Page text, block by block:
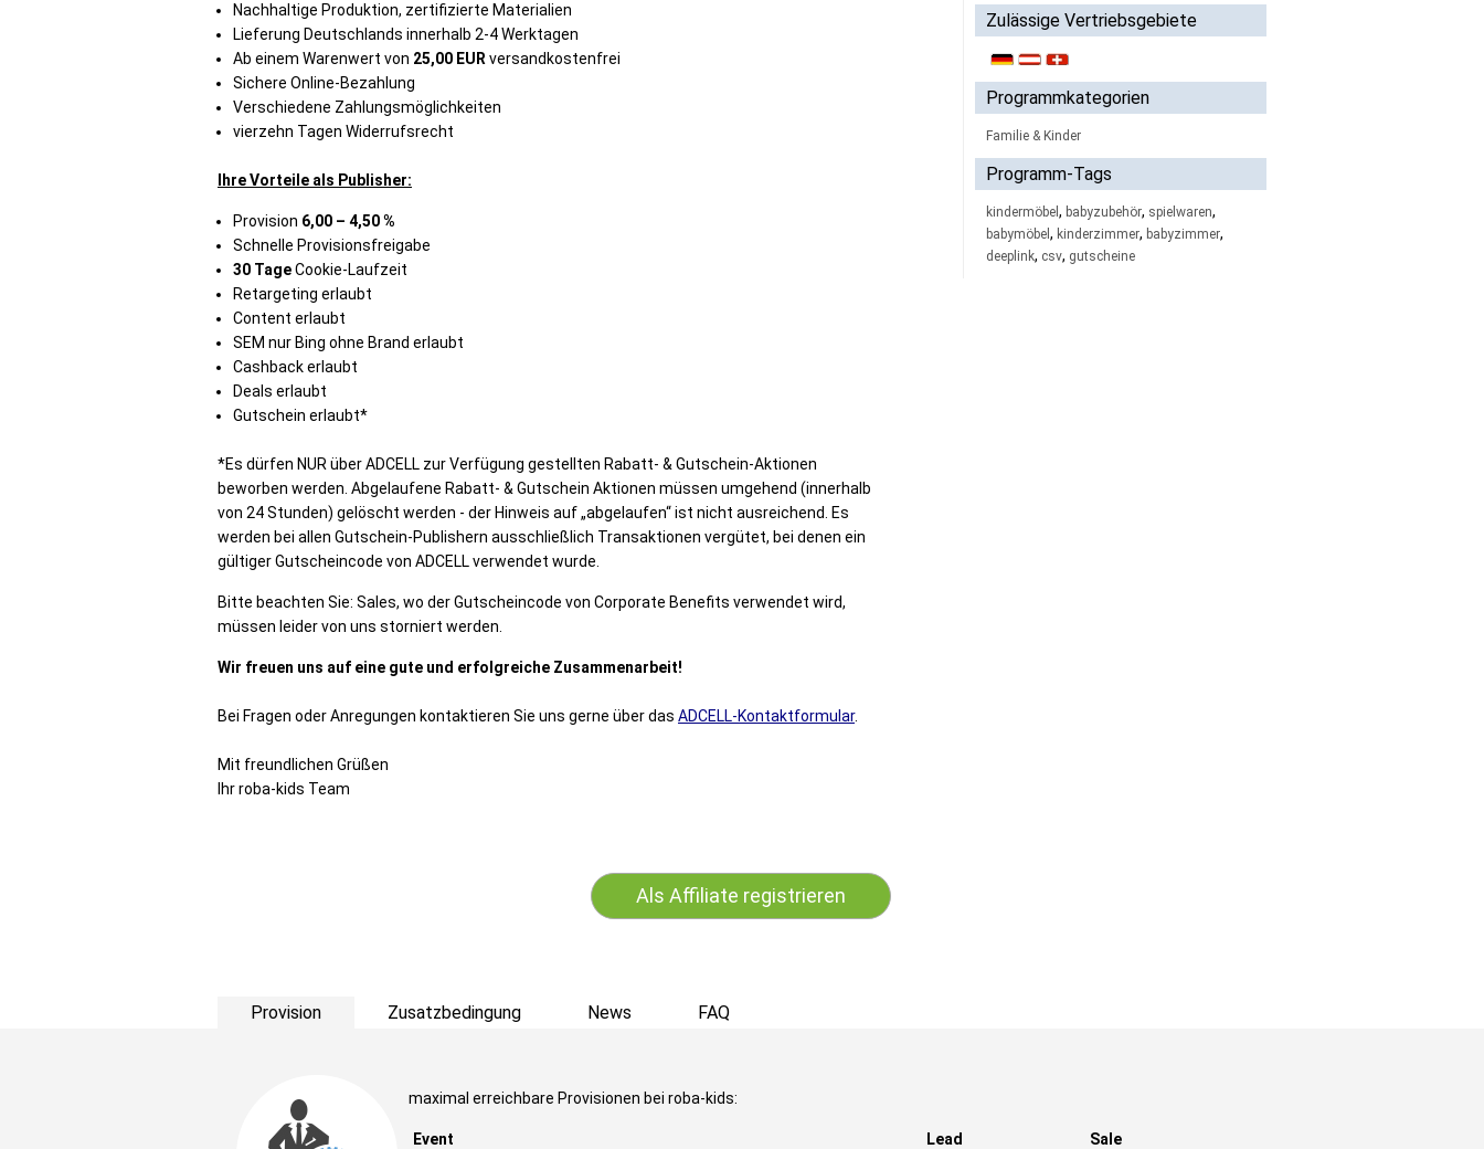
Nachhaltige Produktion, zertifizierte Materialien
Lieferung Deutschlands innerhalb 2-4 Werktagen
Ab einem Warenwert von 25,00 EUR versandkostenfrei
Sichere Online-Bezahlung
Verschiedene Zahlungsmöglichkeiten
vierzehn Tagen Widerrufsrecht
Ihre Vorteile als Publisher:
Provision 6,00 – 4,50 %
Schnelle Provisionsfreigabe
30 TageCookie-Laufzeit
Retargeting erlaubt
Content erlaubt
SEM nur Bing ohne Brand erlaubt
Cashback erlaubt
Deals erlaubt
Gutschein erlaubt*
*Es dürfen NUR über ADCELL zur Verfügung gestellten Rabatt- & Gutschein-Aktionen
beworben werden. Abgelaufene Rabatt- & Gutschein Aktionen müssen umgehend (innerhalb
von 24 Stunden) gelöscht werden - der Hinweis auf „abgelaufen“ ist nicht ausreichend. Es
werden bei allen Gutschein-Publishern ausschließlich Transaktionen vergütet, bei denen ein
gültiger Gutscheincode von ADCELL verwendet wurde.
Bitte beachten Sie: Sales, wo der Gutscheincode von Corporate Benefits verwendet wird,
müssen leider von uns storniert werden.
Wir freuen uns auf eine gute und erfolgreiche Zusammenarbeit!
Bei Fragen oder Anregungen kontaktieren Sie uns gerne über das ADCELL-Kontaktformular.
Mit freundlichen Grüßen
Ihr roba-kids Team
Zulässige Vertriebsgebiete
Programmkategorien
Familie & Kinder
Programm-Tags
kindermöbel , babyzubehör, spielwaren,
babymöbel , kinderzimmer, babyzimmer,
deeplink, csv, gutscheine
Als Affiliate registrieren
Provision Zusatzbedingung News FAQ
maximal erreichbare Provisionen bei roba-kids:
Event Lead
Sale